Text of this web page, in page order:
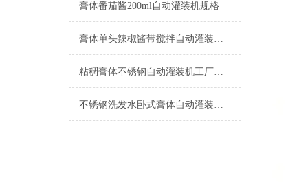
膏体番茄酱200ml自动灌装机规格
膏体单头辣椒酱带搅拌自动灌装机特点
粘稠膏体不锈钢自动灌装机工厂生产
不锈钢洗发水卧式膏体自动灌装机500ml设备